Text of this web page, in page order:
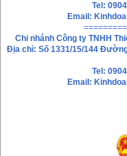
Tel:
Email:
Chi nhánh Công ty TNHH
Địa chỉ: Số 1331/15/144
Tel:
Email: